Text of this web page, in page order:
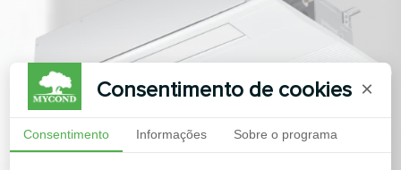
Consentimento de cookies ×
Consentimento Informações Sobre o programa